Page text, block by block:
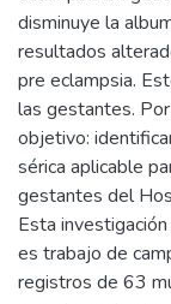
disminuye la
resultados
pre eclampsia.
las gestantes.
objetivo:
sérica aplicable
gestantes del
Esta
es trabajo de
registros de 63